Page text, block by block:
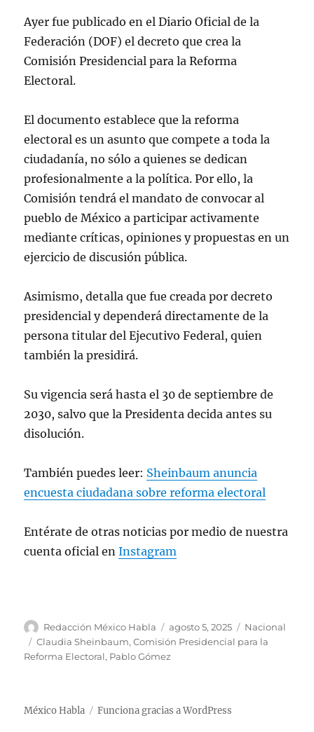
📍Ernestina Godoy
📍Lázaro Cárdenas Batel
📍Jesús Ramírez…
pic.twitter.com/ZR98HfcwDN
— Juan Ortiz 🗳️👁‍🗨 (@Juan_OrtizMX)
August 5, 2025
Ayer fue publicado en el Diario Oficial de la
Federación (DOF) el decreto que crea la
Comisión Presidencial para la Reforma
Electoral.
El documento establece que la reforma
electoral es un asunto que compete a toda la
ciudadanía, no sólo a quienes se dedican
profesionalmente a la política. Por ello, la
Comisión tendrá el mandato de convocar al
pueblo de México a participar activamente
mediante críticas, opiniones y propuestas en un
ejercicio de discusión pública.
Asimismo, detalla que fue creada por decreto
presidencial y dependerá directamente de la
persona titular del Ejecutivo Federal, quien
también la presidirá.
Su vigencia será hasta el 30 de septiembre de
2030, salvo que la Presidenta decida antes su
disolución.
También puedes leer: Sheinbaum anuncia
encuesta ciudadana sobre reforma electoral
Entérate de otras noticias por medio de nuestra
cuenta oficial enInstagram
A
u
t
Redacción México Habla
P
u
b
a
agosto 5, 2025
C
a
Nacional
E
t
e
Claudia Sheinbaum,Comisión Presidencial para la
Reforma Electoral, Pablo Gómez
México Habla Funciona gracias a WordPress